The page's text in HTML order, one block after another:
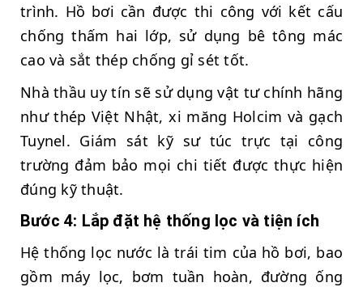
trình. Hồ bơi cần được thi công với kết cấu
chống thấm hai lớp, sử dụng bê tông mác
cao và sắt thép chống gỉ sét tốt.
Nhà thầu uy tín sẽ sử dụng vật tư chính hãng
như thép Việt Nhật, xi măng Holcim và gạch
Tuynel. Giám sát kỹ sư túc trực tại công
trường đảm bảo mọi chi tiết được thực hiện
đúng kỹ thuật.
Bước 4: Lắp đặt hệ thống lọc và tiện ích
Hệ thống lọc nước là trái tim của hồ bơi, bao
gồm máy lọc, bơm tuần hoàn, đường ống